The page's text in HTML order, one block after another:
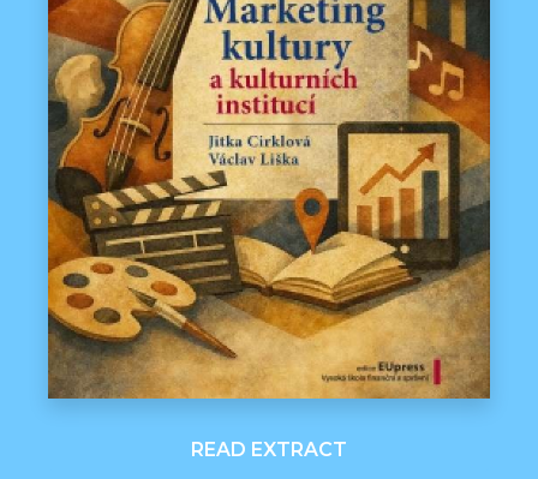
READ EXTRACT